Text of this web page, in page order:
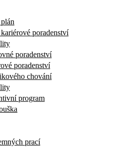
poradenství
poradenství
poradenství
chování
program
prací